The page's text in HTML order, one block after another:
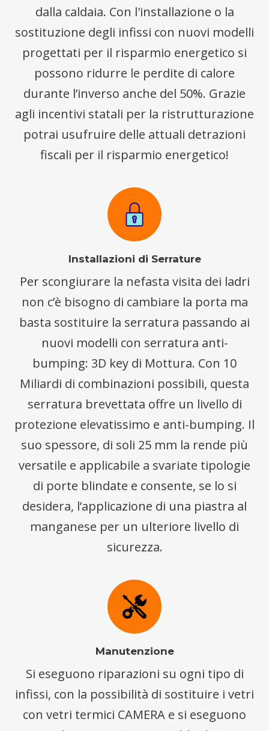
dalla caldaia. Con l'installazione o la
sostituzione degli infissi con nuovi modelli
progettati per il risparmio energetico si
possono ridurre le perdite di calore
durante l’inverso anche del 50%. Grazie
agli incentivi statali per la ristrutturazione
potrai usufruire delle attuali detrazioni
fiscali per il risparmio energetico!
Installazioni di Serrature
Per scongiurare la nefasta visita dei ladri
non c’è bisogno di cambiare la porta ma
basta sostituire la serratura passando ai
nuovi modelli con serratura anti-
bumping: 3D key di Mottura. Con 10
Miliardi di combinazioni possibili, questa
serratura brevettata offre un livello di
protezione elevatissimo e anti-bumping. Il
suo spessore, di soli 25 mm la rende più
versatile e applicabile a svariate tipologie
di porte blindate e consente, se lo si
desidera, l’applicazione di una piastra al
manganese per un ulteriore livello di
sicurezza.
Manutenzione
Si eseguono riparazioni su ogni tipo di
infissi, con la possibilità di sostituire i vetri
con vetri termici CAMERA e si eseguono